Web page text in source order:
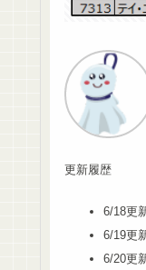
更新履歴
6/18更
6/19更
6/20更